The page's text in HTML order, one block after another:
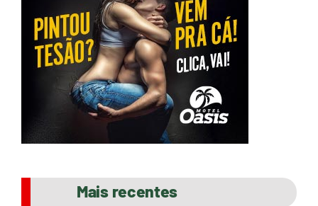
Mais recentes